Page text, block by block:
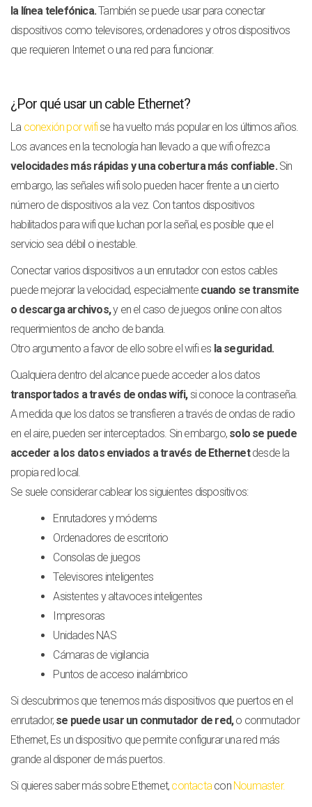
la línea telefónica.También se puede usar para conectar
dispositivos como televisores, ordenadores y otros dispositivos
que requieren Internet o una red para funcionar.
¿Por qué usar un cable Ethernet?
La conexión por wifise ha vuelto más popular en los últimos años.
Los avances en la tecnología han llevado a que wifi ofrezca
velocidades más rápidas y una cobertura más confiable.Sin
embargo, las señales wifi solo pueden hacer frente a un cierto
número de dispositivos a la vez. Con tantos dispositivos
habilitados para wifi que luchan por la señal, es posible que el
servicio sea débil o inestable.
Conectar varios dispositivos a un enrutador con estos cables
puede mejorar la velocidad, especialmente cuando se transmite
o descarga archivos,y en el caso de juegos online con altos
requerimientos de ancho de banda.
Otro argumento a favor de ello sobre el wifi es la seguridad.
Cualquiera dentro del alcance puede acceder a los datos
transportados a través de ondas wifi,si conoce la contraseña.
A medida que los datos se transfieren a través de ondas de radio
en el aire, pueden ser interceptados. Sin embargo, solo se puede
acceder a los datos enviados a través de Ethernetdesde la
propia red local.
Se suele considerar cablear los siguientes dispositivos:
Enrutadores y módems
Ordenadores de escritorio
Consolas de juegos
Televisores inteligentes
Asistentes y altavoces inteligentes
Impresoras
Unidades NAS
Cámaras de vigilancia
Puntos de acceso inalámbrico
Si descubrimos que tenemos más dispositivos que puertos en el
enrutador, se puede usar un conmutador de red,o conmutador
Ethernet, Es un dispositivo que permite configurar una red más
grande al disponer de más puertos.
Si quieres saber más sobre Ethernet, contacta con Noumaster.